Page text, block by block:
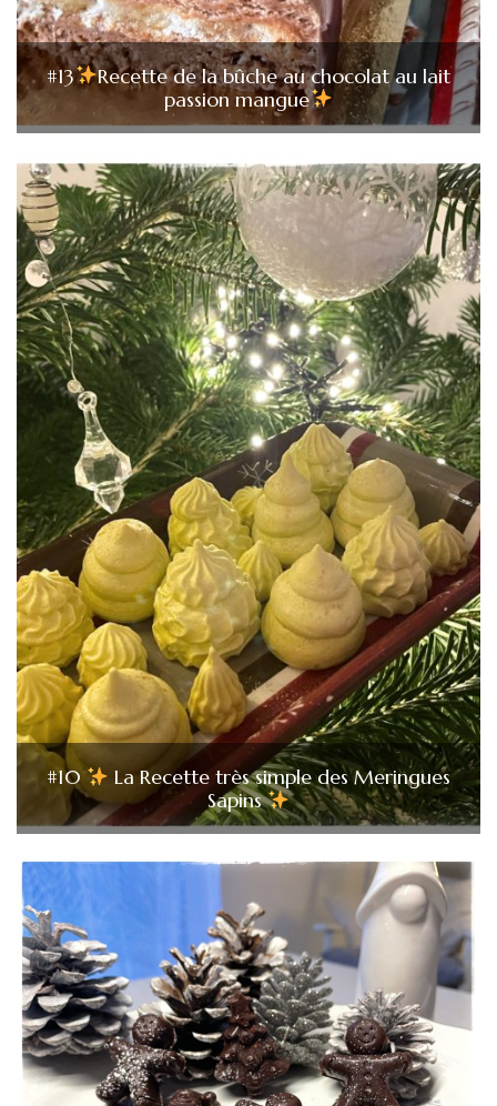
#13
Recette de la bûche au chocolat au lait
passion mangue
#10
La Recette très simple des Meringues
Sapins